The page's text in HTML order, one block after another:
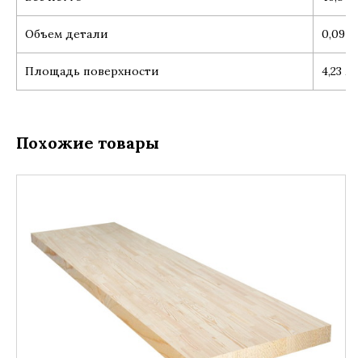
Объем детали 0,09 м3
Площадь поверхности 4,23 м2
Похожие товары